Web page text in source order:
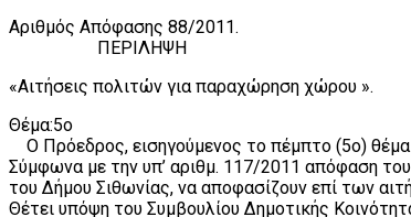
Αριθμός Απόφασης 88/2011.
ΠΕΡΙΛΗΨΗ
«Αιτήσεις πολιτών για παραχώρηση χώρου ».
Θέμα:5ο
Ο Πρόεδρος, εισηγούμενος το πέμπτο (5ο) θέμα
Σύμφωνα με την υπ’ αριθμ. 117/2011 απόφαση
του Δήμου Σιθωνίας, να αποφασίζουν επί των
Θέτει υπόψη του Συμβουλίου Δημοτικής